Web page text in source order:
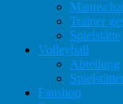
Trainer
Spielstätte
Volleyball
Abteilung
Fanshop